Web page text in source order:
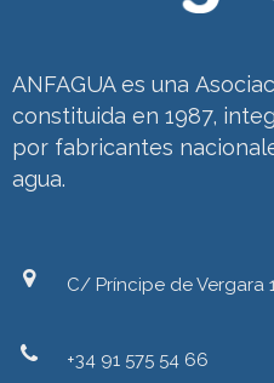
ANFAGUA es una
constituida en 1987,
por fabricantes
agua.
C/ Príncipe de Vergara
+34 91 575 54 66